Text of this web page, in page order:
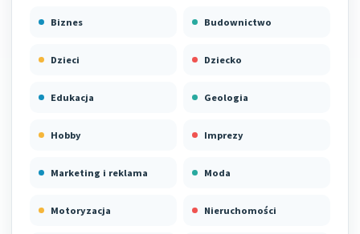
Biznes Budownictwo
Dzieci Dziecko
Edukacja Geologia
Hobby Imprezy
Marketing i reklama Moda
Motoryzacja Nieruchomości